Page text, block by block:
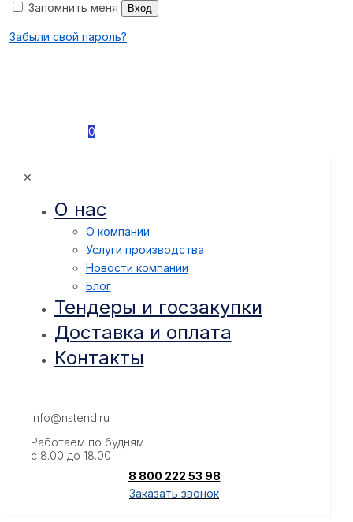
Запомнить меня Вход
Забыли свой пароль?
0
✕
О нас
О компании
Услуги производства
Новости компании
Блог
Тендеры и госзакупки
Доставка и оплата
Контакты
info@nstend.ru
Работаем по будням
с 8.00 до 18.00
8 800 222 53 98
Заказать звонок